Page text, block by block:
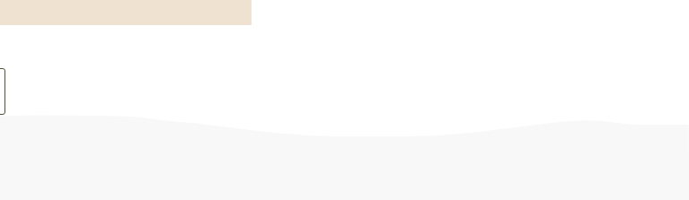
zoals de grutto. Dit belemmert
op Europese verplichtingen en
provinciale beleid.